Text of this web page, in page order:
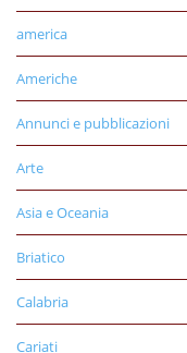
america
Americhe
Annunci e pubblicazioni
Arte
Asia e Oceania
Briatico
Calabria
Cariati